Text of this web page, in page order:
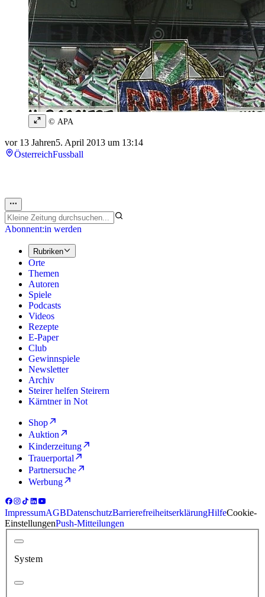
© APA
vor 13 Jahren5. April 2013 um 13:14
ÖsterreichFussball
Abonnent:in werden
Rubriken
Orte
Themen
Autoren
Spiele
Podcasts
Videos
Rezepte
E-Paper
Club
Gewinnspiele
Newsletter
Archiv
Steirer helfen Steirern
Kärntner in Not
Shop
Auktion
Kinderzeitung
Trauerportal
Partnersuche
Werbung
ImpressumAGBDatenschutzBarrierefreiheitserklärungHilfeCookie-
EinstellungenPush-Mitteilungen
System